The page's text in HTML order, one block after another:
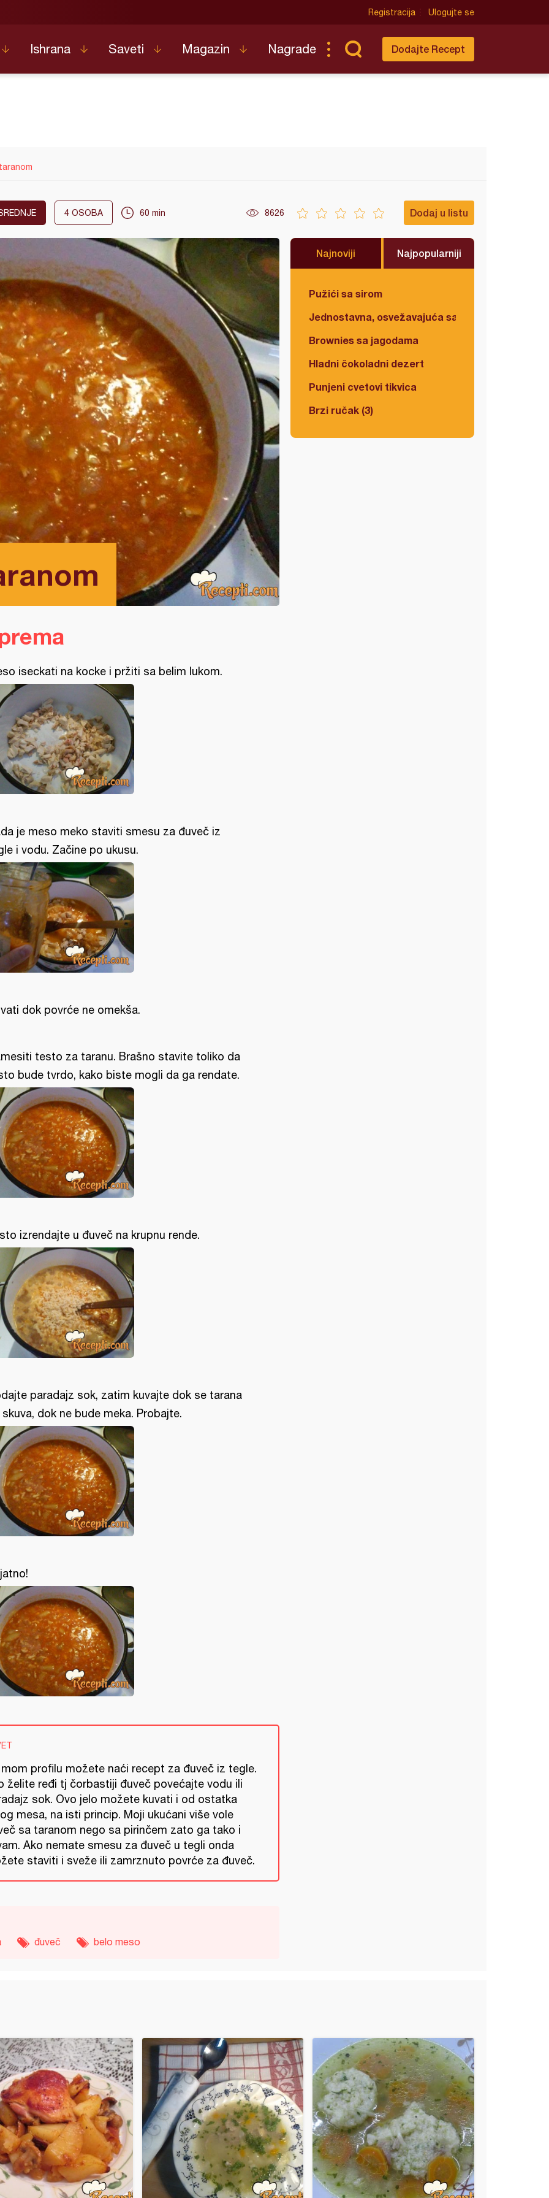
Registracija Ulogujte se
Ishrana Saveti Magazin Nagrade Dodajte Recept
4 OSOBA 60 min 8626 Dodaj u listu
Najnoviji Najpopularniji
Pužići sa sirom
Jednostavna, osvežavajuća salata
Brownies sa jagodama
Hladni čokoladni dezert
Punjeni cvetovi tikvica
Brzi ručak (3)
iseckati na kocke i pržiti sa belim lukom.
je meso meko staviti smesu za đuveč iz
i vodu. Začine po ukusu.
dok povrće ne omekša.
testo za taranu. Brašno stavite toliko da
bude tvrdo, kako biste mogli da ga rendate.
izrendajte u đuveč na krupnu rende.
paradajz sok, zatim kuvajte dok se tarana
skuva, dok ne bude meka. Probajte.
mom profilu možete naći recept za đuveč iz tegle.
želite ređi tj čorbastiji đuveč povećajte vodu ili
sok. Ovo jelo možete kuvati i od ostatka
mesa, na isti princip. Moji ukućani više vole
sa taranom nego sa pirinčem zato ga tako i
Ako nemate smesu za đuveč u tegli onda
staviti i sveže ili zamrznuto povrće za đuveč.
đuveč belo meso